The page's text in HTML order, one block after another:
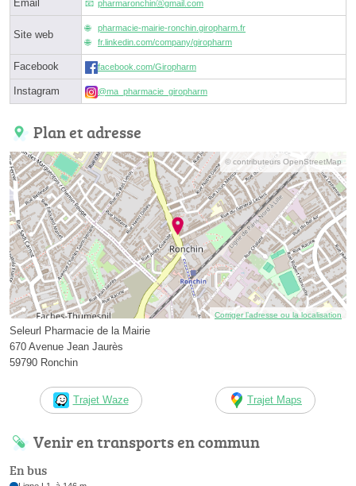
Email pharmaronchinⓐgmail.com
Site web
pharmacie-mairie-ronchin.giropharm.fr
fr.linkedin.com/company/giropharm
Facebook facebook.com/Giropharm
Instagram @ma_pharmacie_giropharm
Plan et adresse
© contributeurs OpenStreetMap
Corriger l’adresse ou la localisation
Seleurl Pharmacie de la Mairie
670 Avenue Jean Jaurès
59790 Ronchin
Trajet Waze Trajet Maps
Venir en transports en commun
En bus